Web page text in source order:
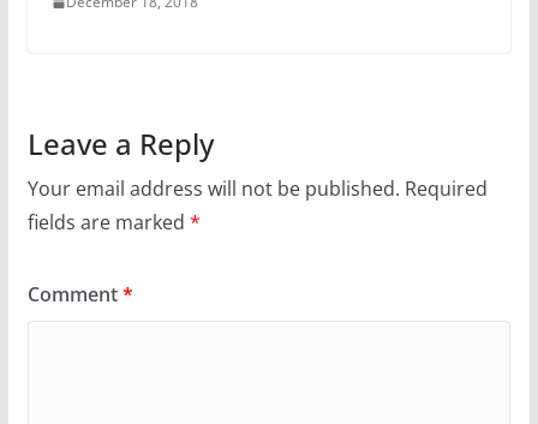
Leave a Reply
Your email address will not be published. Required
fields are marked *
Comment*